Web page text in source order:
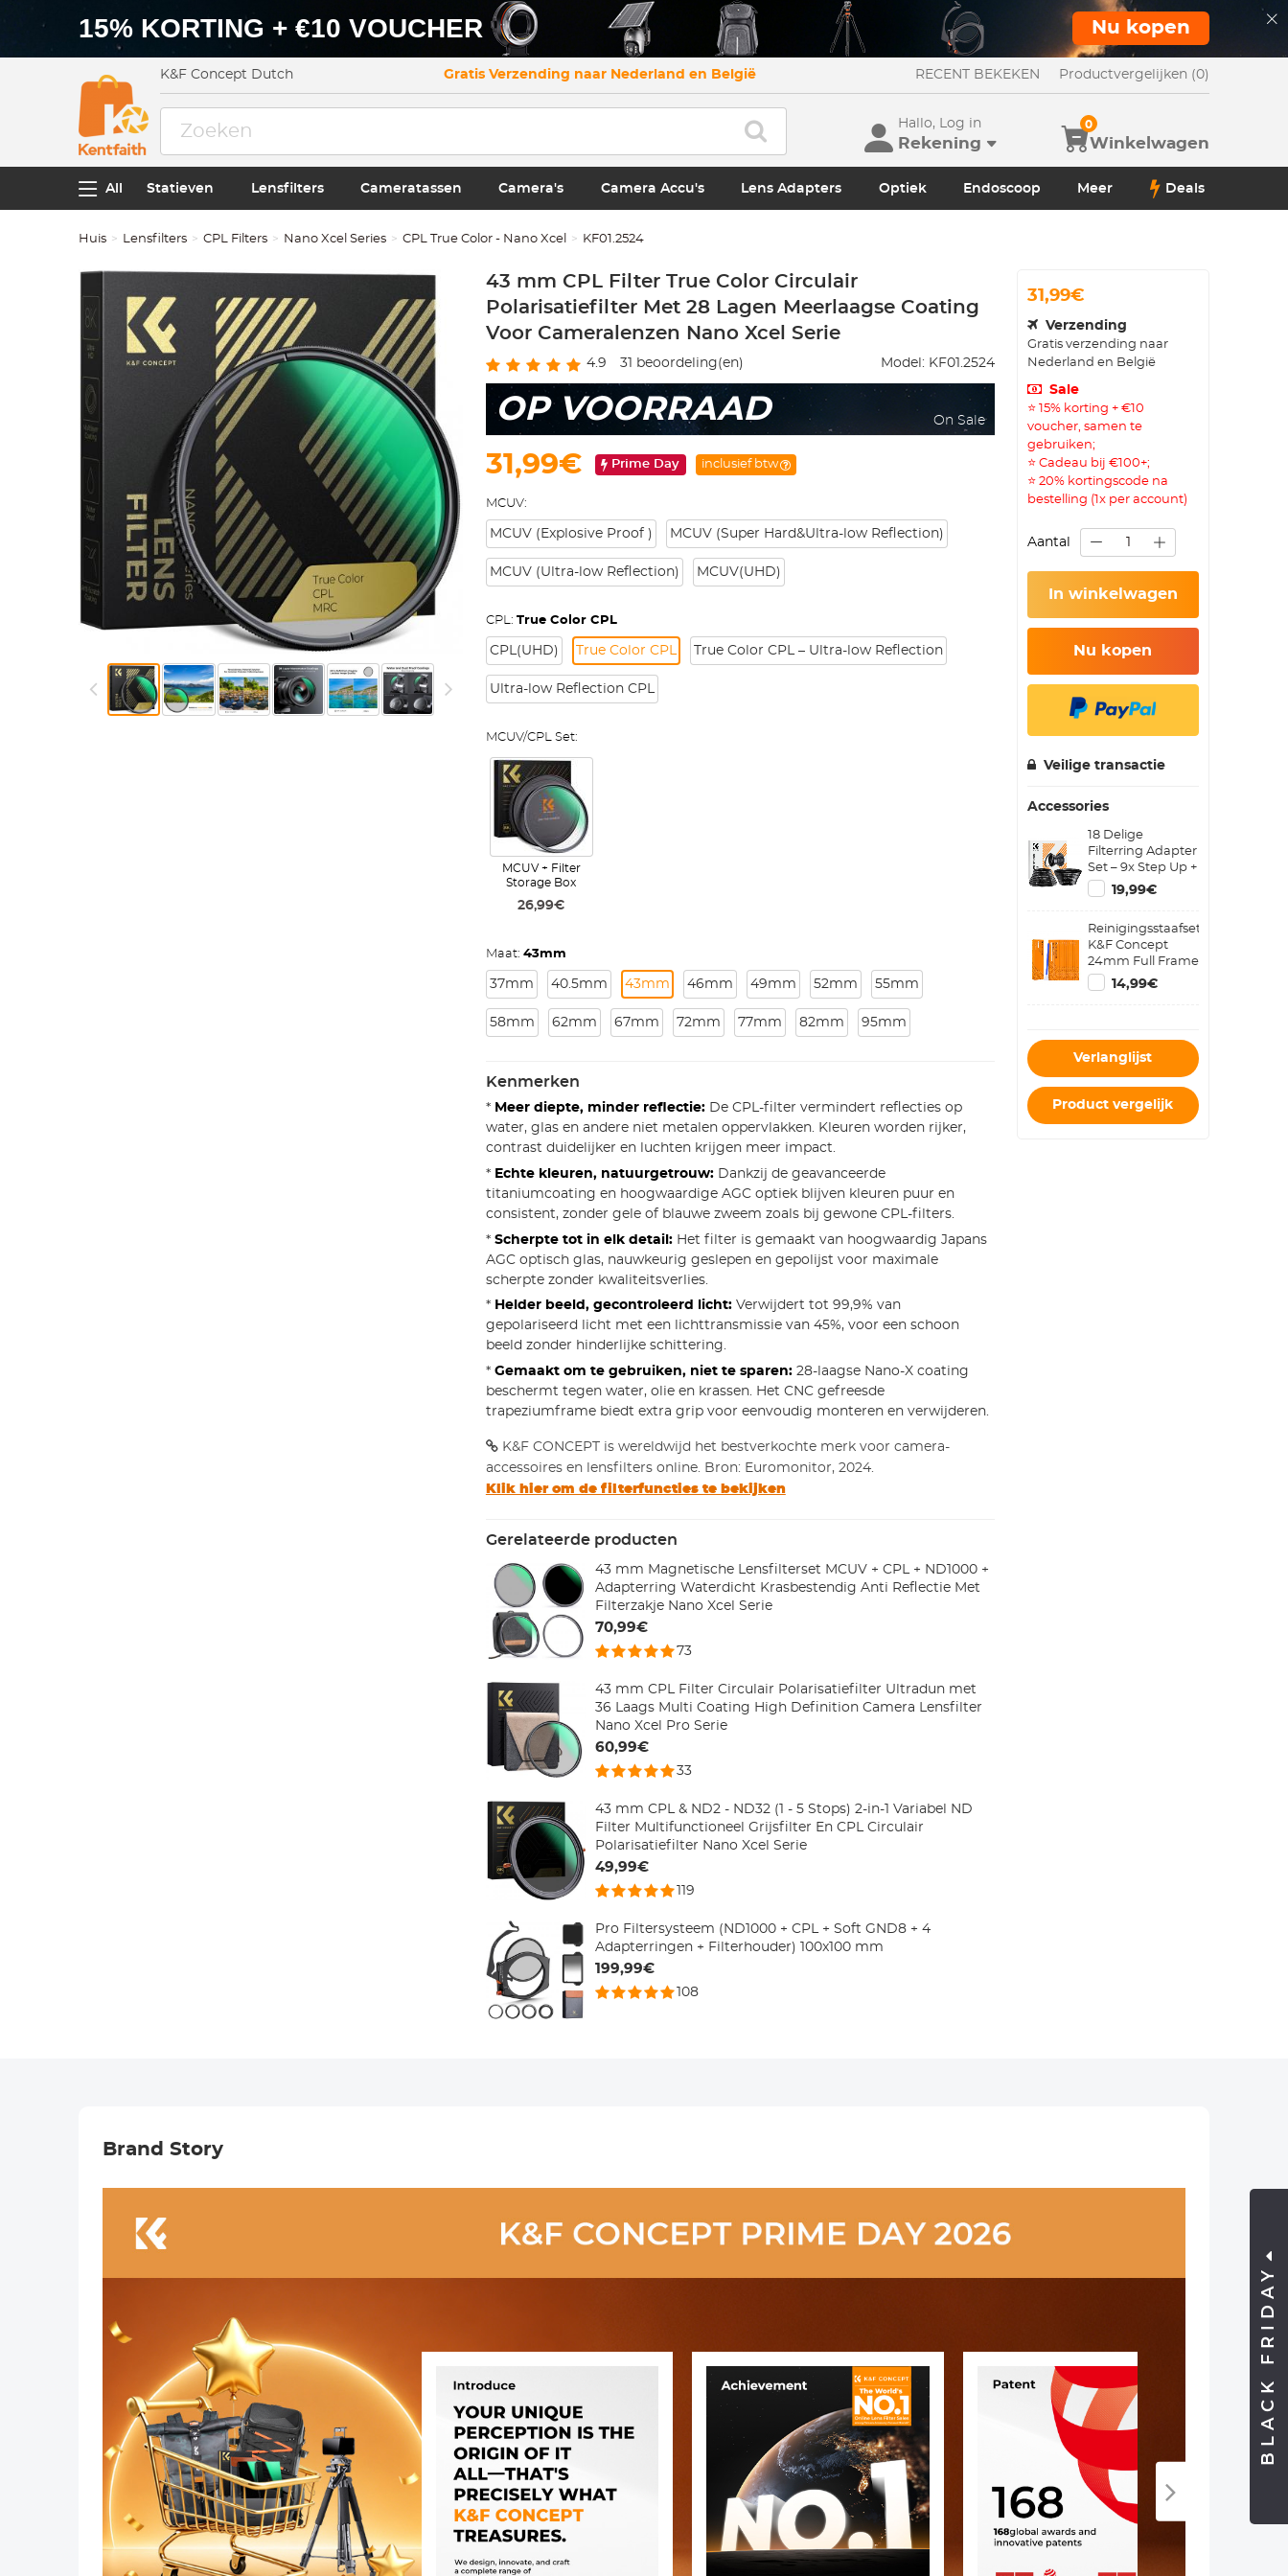
15% KORTING + €10 VOUCHER Nu kopen
K&F Concept Dutch Gratis Verzending naar Nederland en België RECENT BEKEKEN Productvergelijken (0)
Hallo, Log in
Rekening Winkelwagen
0
All Statieven Lensfilters Cameratassen Camera's Camera Accu's Lens Adapters Optiek Endoscoop Meer Deals
Huis Lensfilters CPL Filters Nano Xcel Series CPL True Color - Nano Xcel KF01.2524
43 mm CPL Filter True Color Circulair
Polarisatiefilter Met 28 Lagen Meerlaagse Coating
Voor Cameralenzen Nano Xcel Serie
4.9 31 beoordeling(en) Model: KF01.2524
OP VOORRAAD On Sale
31,99€ Prime Day inclusief btw
MCUV:
MCUV (Explosive Proof ) MCUV (Super Hard&Ultra-low Reflection)
MCUV (Ultra-low Reflection) MCUV(UHD)
CPL: True Color CPL
CPL(UHD) True Color CPL True Color CPL – Ultra-low Reflection
Ultra-low Reflection CPL
MCUV/CPL Set:
MCUV + Filter
Storage Box
26,99€
Maat: 43mm
37mm 40.5mm 43mm 46mm 49mm 52mm 55mm
58mm 62mm 67mm 72mm 77mm 82mm 95mm
Kenmerken
* Meer diepte, minder reflectie:De CPL-filter vermindert reflecties op
water, glas en andere niet metalen oppervlakken. Kleuren worden rijker,
contrast duidelijker en luchten krijgen meer impact.
* Echte kleuren, natuurgetrouw:Dankzij de geavanceerde
titaniumcoating en hoogwaardige AGC optiek blijven kleuren puur en
consistent, zonder gele of blauwe zweem zoals bij gewone CPL-filters.
* Scherpte tot in elk detail:Het filter is gemaakt van hoogwaardig Japans
AGC optisch glas, nauwkeurig geslepen en gepolijst voor maximale
scherpte zonder kwaliteitsverlies.
* Helder beeld, gecontroleerd licht:Verwijdert tot 99,9% van
gepolariseerd licht met een lichttransmissie van 45%, voor een schoon
beeld zonder hinderlijke schittering.
* Gemaakt om te gebruiken, niet te sparen:28-laagse Nano-X coating
beschermt tegen water, olie en krassen. Het CNC gefreesde
trapeziumframe biedt extra grip voor eenvoudig monteren en verwijderen.
K&F CONCEPT is wereldwijd het bestverkochte merk voor camera-
accessoires en lensfilters online. Bron: Euromonitor, 2024.
Klik hier om de filterfuncties te bekijken
Gerelateerde producten
43 mm Magnetische Lensfilterset MCUV + CPL + ND1000 +
Adapterring Waterdicht Krasbestendig Anti Reflectie Met
Filterzakje Nano Xcel Serie
70,99€
73
43 mm CPL Filter Circulair Polarisatiefilter Ultradun met
36 Laags Multi Coating High Definition Camera Lensfilter
Nano Xcel Pro Serie
60,99€
33
43 mm CPL & ND2 - ND32 (1 - 5 Stops) 2-in-1 Variabel ND
Filter Multifunctioneel Grijsfilter En CPL Circulair
Polarisatiefilter Nano Xcel Serie
49,99€
119
Pro Filtersysteem (ND1000 + CPL + Soft GND8 + 4
Adapterringen + Filterhouder) 100x100 mm
199,99€
108
31,99€
Verzending
Gratis verzending naar
Nederland en België
Sale
⭐ 15% korting + €10
voucher, samen te
gebruiken;
⭐ Cadeau bij €100+;
⭐ 20% kortingscode na
bestelling (1x per account)
Aantal
In winkelwagen
Nu kopen
Veilige transactie
Accessories
18 Delige
Filterring Adapter
Set – 9x Step Up +
9x Step Down
Metalen
Ringen
19,99€
Reinigingsstaafset
K&F Concept
24mm Full Frame
Reinigingsstaafset
(10ST
14,99€
Verlanglijst
Product vergelijk
Brand Story
BLACK FRIDAY